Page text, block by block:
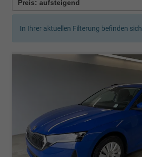
In Ihrer aktuellen Filterung befinden sich